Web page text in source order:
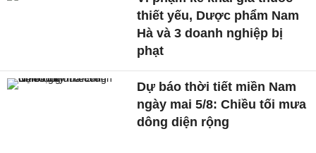
thiết yếu, Dược phẩm Nam
Hà và 3 doanh nghiệp bị
phạt
Dự báo thời tiết miền Nam
ngày mai 5/8: Chiều tối mưa
dông diện rộng